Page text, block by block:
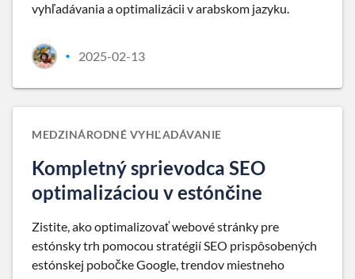
vyhľadávania a optimalizácii v arabskom jazyku.
• 2025-02-13
MEDZINÁRODNÉ VYHĽADÁVANIE
Kompletný sprievodca SEO
optimalizáciou v estónčine
Zistite, ako optimalizovať webové stránky pre
estónsky trh pomocou stratégií SEO prispôsobených
estónskej pobočke Google, trendov miestneho